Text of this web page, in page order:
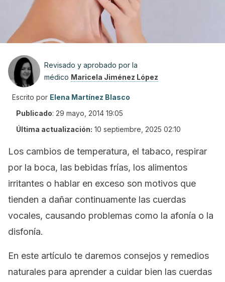
Revisado y aprobado por la
médico Maricela Jiménez López
Escrito por Elena Martínez Blasco
Publicado: 29 mayo, 2014 19:05
Última actualización: 10 septiembre, 2025 02:10
Los cambios de temperatura, el tabaco, respirar
por la boca, las bebidas frías, los alimentos
irritantes o hablar en exceso son motivos que
tienden a dañar continuamente las cuerdas
vocales, causando problemas como la afonía o la
disfonía.
En este artículo te daremos consejos y remedios
naturales para aprender a cuidar bien las cuerdas